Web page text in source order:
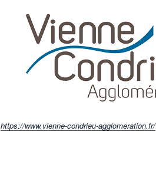
https://www.vienne-condrieu-agglomeration.fr/